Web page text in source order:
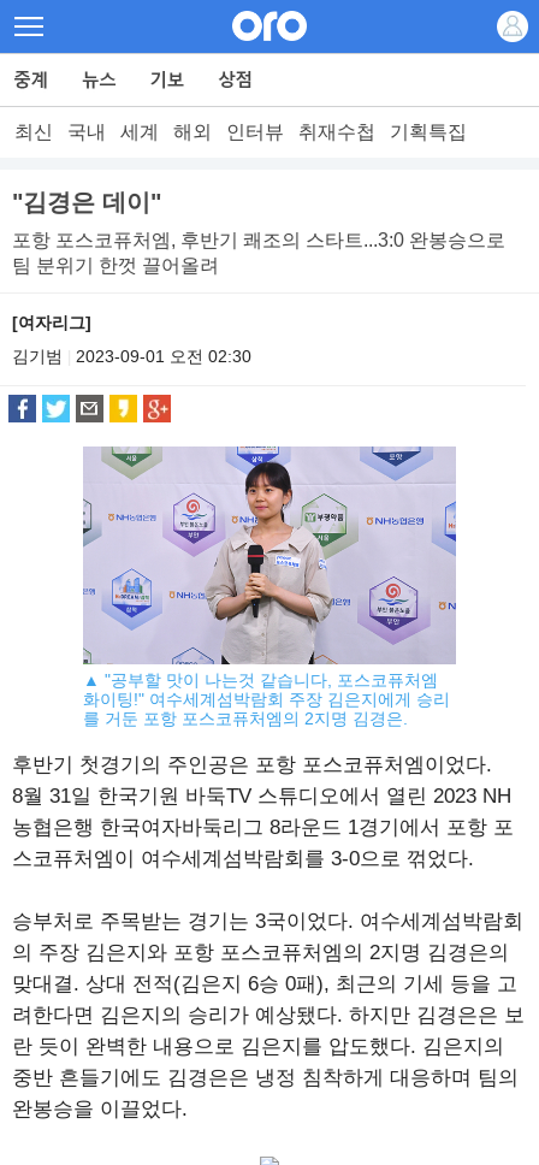
최신 국내 세계 해외 인터뷰 취재수첩 기획특집
"김경은 데이"
포항 포스코퓨처엠, 후반기 쾌조의 스타트...3:0 완봉승으로
팀 분위기 한껏 끌어올려
[여자리그]
김기범
2023-09-01 오전 02:30
▲ "공부할 맛이 나는것 같습니다, 포스코퓨처엠
화이팅!" 여수세계섬박람회 주장 김은지에게 승리
를 거둔 포항 포스코퓨처엠의 2지명 김경은.
후반기 첫경기의 주인공은 포항 포스코퓨처엠이었다.
8월 31일 한국기원 바둑TV 스튜디오에서 열린 2023 NH
농협은행 한국여자바둑리그 8라운드 1경기에서 포항 포
스코퓨처엠이 여수세계섬박람회를 3-0으로 꺾었다.
승부처로 주목받는 경기는 3국이었다. 여수세계섬박람회
의 주장 김은지와 포항 포스코퓨처엠의 2지명 김경은의
맞대결. 상대 전적(김은지 6승 0패), 최근의 기세 등을 고
려한다면 김은지의 승리가 예상됐다. 하지만 김경은은 보
란 듯이 완벽한 내용으로 김은지를 압도했다. 김은지의
중반 흔들기에도 김경은은 냉정 침착하게 대응하며 팀의
완봉승을 이끌었다.